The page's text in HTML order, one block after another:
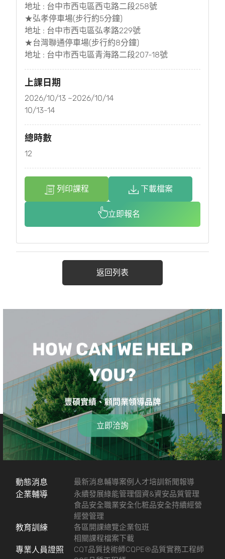
地址 : 台中市西屯區西屯路二段258號
★弘孝停車場(步行約5分鐘)
地址 : 台中市西屯區弘孝路229號
★台灣聯通停車場(步行約8分鐘)
地址 : 台中市西屯區青海路二段207-18號
上課日期
2026/10/13 ~2026/10/14
10/13-14
總時數
12
列印課程 下載檔案
立即報名
返回列表
HOW CAN WE HELP
YOU?
豐碩實績、顧問業領導品牌
立即洽詢
動態消息 最新消息輔導案例 人才培訓新聞報導
企業輔導 永續發展綠能管理個資&資安品質管理
食品安全職業安全化粧品安全持續經營
經營管理
教育訓練 各區開課總覽企業包班
相關課程檔案下載
專業人員證照 CQT品質技術師CQPE®品質實務工程師